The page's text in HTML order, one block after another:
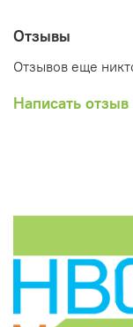
Отзывы
Отзывов еще
Написать отзыв